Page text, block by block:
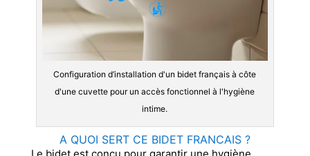
Configuration d’installation d'un bidet français à côte
d'une cuvette pour un accès fonctionnel à l'hygiène
intime.
A QUOI SERT CE BIDET FRANCAIS ?